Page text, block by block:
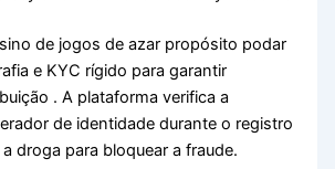
de jogos de azar propósito podar
e KYC rígido para garantir
. A plataforma verifica a
de identidade durante o registro
droga para bloquear a fraude.